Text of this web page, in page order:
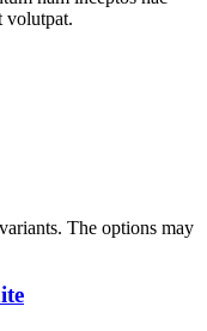
volutpat.
The options may